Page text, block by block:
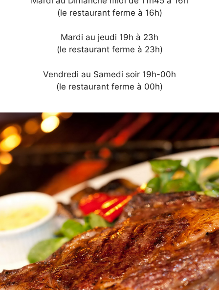
(le restaurant ferme à 16h)
Mardi au jeudi 19h à 23h
(le restaurant ferme à 23h)
Vendredi au Samedi soir 19h-00h
(le restaurant ferme à 00h)